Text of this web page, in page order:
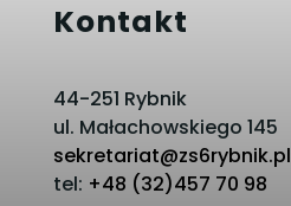
Kontakt
44-251 Rybnik
ul. Małachowskiego 145
sekretariat@zs6rybnik.pl
tel: +48 (32)457 70 98